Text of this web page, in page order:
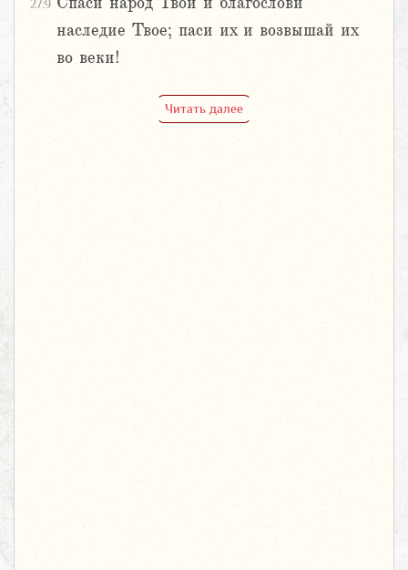
27:9
наследие Твое; паси их и возвышай их
во веки!
Читать далее